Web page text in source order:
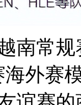
南常
外赛